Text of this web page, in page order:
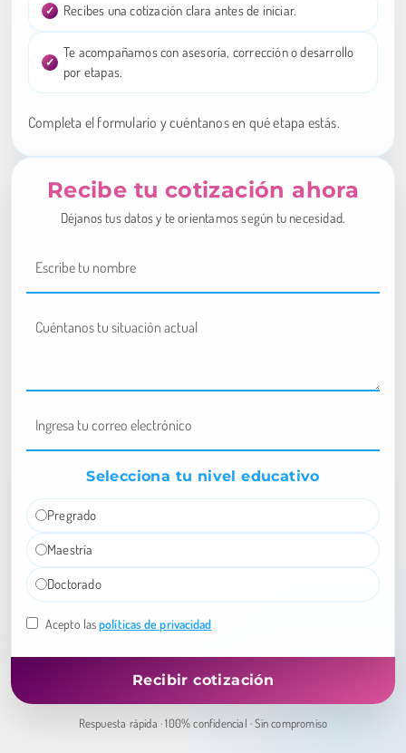
Recibes una cotización clara antes de iniciar.
Te acompañamos con asesoría, corrección o desarrollo
por etapas.
Completa el formulario y cuéntanos en qué etapa estás.
Recibe tu cotización ahora
Déjanos tus datos y te orientamos según tu necesidad.
Selecciona tu nivel educativo
Pregrado
Maestría
Doctorado
Acepto laspolíticas de privacidad
Respuesta rápida · 100% confidencial · Sin compromiso